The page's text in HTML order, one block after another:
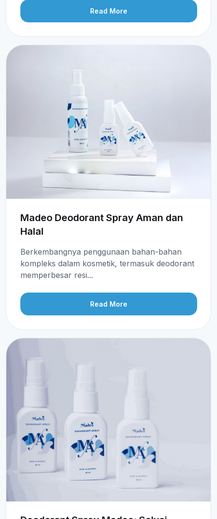
Read More
Madeo Deodorant Spray Aman dan
Halal
Berkembangnya penggunaan bahan-bahan
kompleks dalam kosmetik, termasuk deodorant
memperbesar resi...
Read More